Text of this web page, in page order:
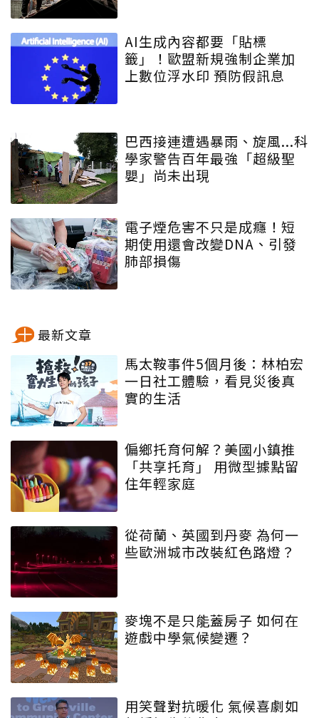
AI生成內容都要「貼標
籤」！歐盟新規強制企業加
上數位浮水印 預防假訊息
巴西接連遭遇暴雨、旋風...科
學家警告百年最強「超級聖
嬰」尚未出現
電子煙危害不只是成癮！短
期使用還會改變DNA、引發
肺部損傷
最新文章
馬太鞍事件5個月後：林柏宏
一日社工體驗，看見災後真
實的生活
偏鄉托育何解？美國小鎮推
「共享托育」 用微型據點留
住年輕家庭
從荷蘭、英國到丹麥 為何一
些歐洲城市改裝紅色路燈？
麥塊不是只能蓋房子 如何在
遊戲中學氣候變遷？
用笑聲對抗暖化 氣候喜劇如